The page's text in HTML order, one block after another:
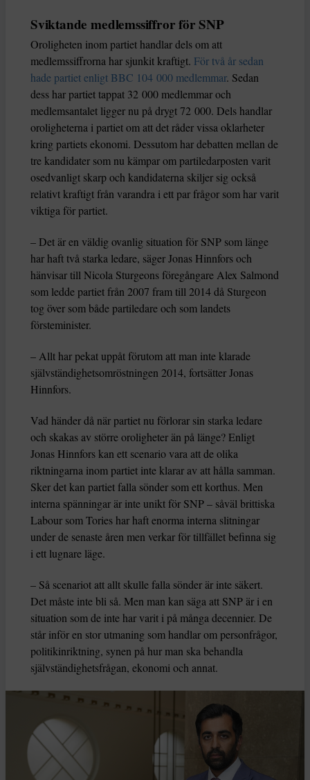
Sviktande medlemssiffror för SNP
Oroligheten inom partiet handlar dels om att
medlemssiffrorna har sjunkit kraftigt. För två år sedan
hade partiet enligt BBC 104 000 medlemmar. Sedan
dess har partiet tappat 32 000 medlemmar och
medlemsantalet ligger nu på drygt 72 000. Dels handlar
oroligheterna i partiet om att det råder vissa oklarheter
kring partiets ekonomi. Dessutom har debatten mellan de
tre kandidater som nu kämpar om partiledarposten varit
osedvanligt skarp och kandidaterna skiljer sig också
relativt kraftigt från varandra i ett par frågor som har varit
viktiga för partiet.
– Det är en väldig ovanlig situation för SNP som länge
har haft två starka ledare, säger Jonas Hinnfors och
hänvisar till Nicola Sturgeons föregångare Alex Salmond
som ledde partiet från 2007 fram till 2014 då Sturgeon
tog över som både partiledare och som landets
försteminister.
– Allt har pekat uppåt förutom att man inte klarade
självständighetsomröstningen 2014, fortsätter Jonas
Hinnfors.
Vad händer då när partiet nu förlorar sin starka ledare
och skakas av större oroligheter än på länge? Enligt
Jonas Hinnfors kan ett scenario vara att de olika
riktningarna inom partiet inte klarar av att hålla samman.
Sker det kan partiet falla sönder som ett korthus. Men
interna spänningar är inte unikt för SNP – såväl brittiska
Labour som Tories har haft enorma interna slitningar
under de senaste åren men verkar för tillfället befinna sig
i ett lugnare läge.
– Så scenariot att allt skulle falla sönder är inte säkert.
Det måste inte bli så. Men man kan säga att SNP är i en
situation som de inte har varit i på många decennier. De
står inför en stor utmaning som handlar om personfrågor,
politikinriktning, synen på hur man ska behandla
självständighetsfrågan, ekonomi och annat.